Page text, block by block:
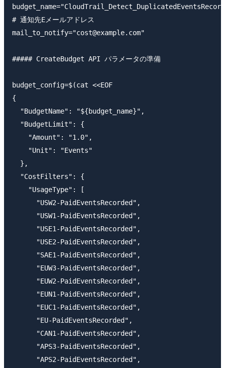
# 通知先Eメールアドレス
mail_to_notify="cost@example.com"
##### CreateBudget API パラメータの準備
budget_config=$(cat <<EOF
{
  "BudgetName": "${budget_name}",
  "BudgetLimit": {
    "Amount": "1.0",
    "Unit": "Events"
  },
  "CostFilters": {
    "UsageType": [
      "USW2-PaidEventsRecorded",
      "USW1-PaidEventsRecorded",
      "USE1-PaidEventsRecorded",
      "USE2-PaidEventsRecorded",
      "SAE1-PaidEventsRecorded",
      "EUW3-PaidEventsRecorded",
      "EUW2-PaidEventsRecorded",
      "EUN1-PaidEventsRecorded",
      "EUC1-PaidEventsRecorded",
      "EU-PaidEventsRecorded",
      "CAN1-PaidEventsRecorded",
      "APS3-PaidEventsRecorded",
      "APS2-PaidEventsRecorded",